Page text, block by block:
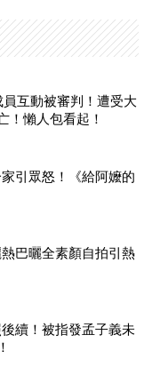
員互動被審判！遭受大
！懶人包看起！
引眾怒！《給阿嬤的
巴曬全素顏自拍引熱
續！被指發孟子義未